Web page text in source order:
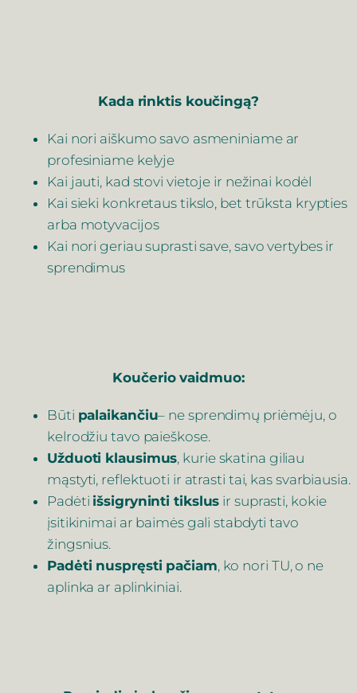
Kada rinktis koučingą?
Kai nori aiškumo savo asmeniniame ar
profesiniame kelyje
Kai jauti, kad stovi vietoje ir nežinai kodėl
Kai sieki konkretaus tikslo, bet trūksta krypties
arba motyvacijos
Kai nori geriau suprasti save, savo vertybes ir
sprendimus
Koučerio vaidmuo:
Būti palaikančiu– ne sprendimų priėmėju, o
kelrodžiu tavo paieškose.
Užduoti klausimus, kurie skatina giliau
mąstyti, reflektuoti ir atrasti tai, kas svarbiausia.
Padėti išsigryninti tikslus ir suprasti, kokie
įsitikinimai ar baimės gali stabdyti tavo
žingsnius.
Padėti nuspręsti pačiam, ko nori TU, o ne
aplinka ar aplinkiniai.